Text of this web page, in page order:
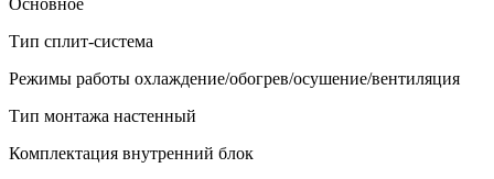
Тип сплит-система
Режимы работы охлаждение/обогрев/осушение/вентиляция
Тип монтажа настенный
Комплектация внутренний блок